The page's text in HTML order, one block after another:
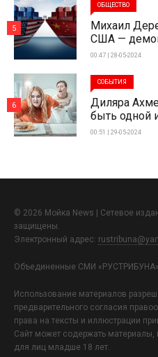
ОБЩЕСТВО
Михаил
США —
00:47 | 28-05-2024
5
СОБЫТИЯ
Диляра
быть одной
00:51 | 29-05-2024
6
© 2026 Мойка News | Сетевое
защищены.
Электронный адрес:
Объединенные СМИ «РУСТРИБУНА»
Использование материалов
предварительного согласия
права на тексты и иллюстрации
Сайт может содержать
для лиц младше 18 лет.